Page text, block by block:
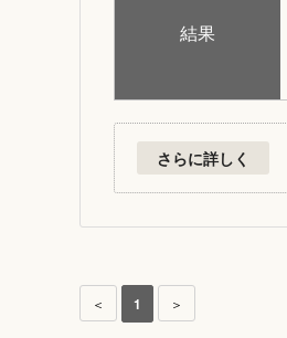
結果
さらに詳しく
＜ 1 ＞